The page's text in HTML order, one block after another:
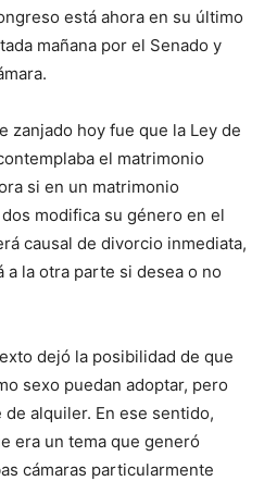
está ahora en su último
mañana por el Senado y
zanjado hoy fue que la Ley de
el matrimonio
si en un matrimonio
modifica su género en el
causal de divorcio inmediata,
la otra parte si desea o no
dejó la posibilidad de que
sexo puedan adoptar, pero
alquiler. En ese sentido,
era un tema que generó
cámaras particularmente